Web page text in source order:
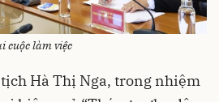
cuộc làm việc
tịch Hà Thị Nga, trong nhiệm